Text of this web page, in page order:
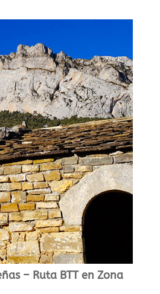
– Ruta BTT en Zona